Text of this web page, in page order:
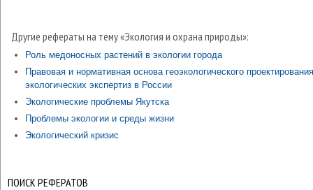
Другие рефераты на тему «Экология и охрана природы»:
Роль медоносных растений в экологии города
Правовая и нормативная основа геоэкологического
экологических экспертиз в России
Экологические проблемы Якутска
Проблемы экологии и среды жизни
Экологический кризис
ПОИСК РЕФЕРАТОВ